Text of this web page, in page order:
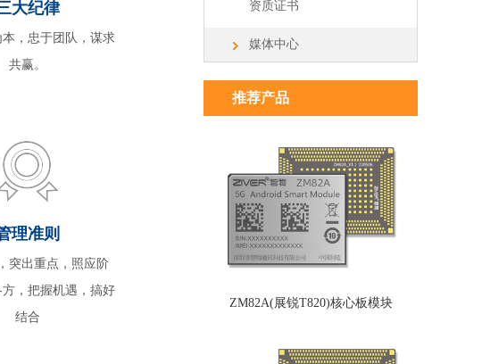
大纪律
本，忠于团队，谋求
共赢。
理准则
突出重点，照应阶
，把握机遇，搞好
结合
资质证书
媒体中心
推荐产品
ZM82A(展锐T820)核心板模块